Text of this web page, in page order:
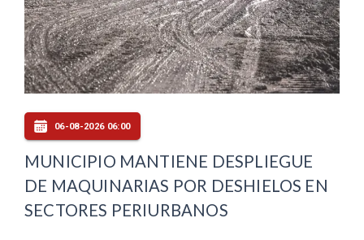
06-08-2026 06:00
MUNICIPIO MANTIENE DESPLIEGUE
DE MAQUINARIAS POR DESHIELOS EN
SECTORES PERIURBANOS